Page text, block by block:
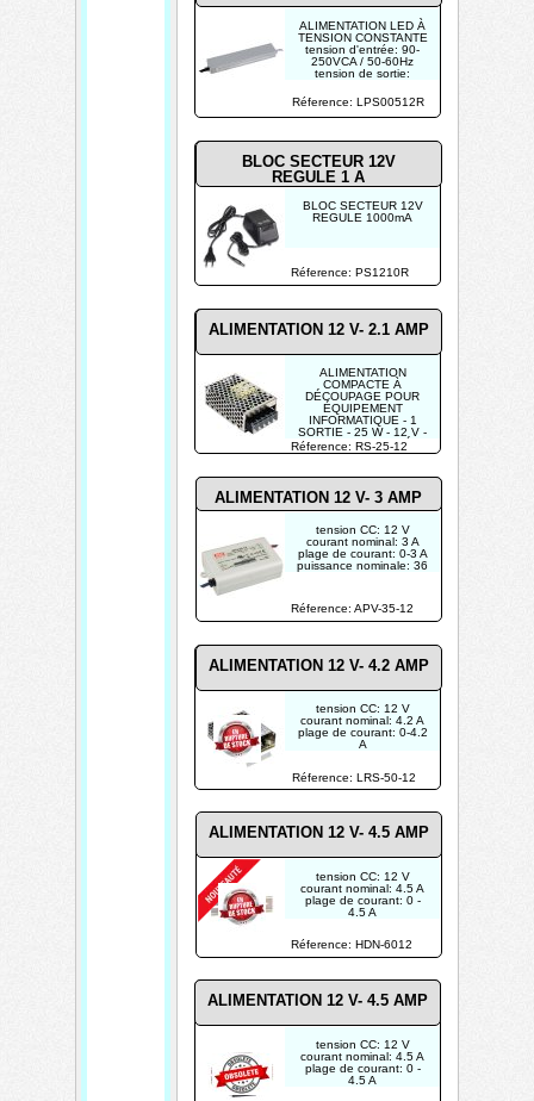
Réference: LPS00512R
ALIMENTATION LED À
TENSION CONSTANTE
tension d'entrée: 90-
250VCA / 50-60Hz
tension de sortie:
courant d'entrée: 0.7A
courant de sortie:
0.42A
Réference: HDN-6012
Réference: LRS-50-12
ALIMENTATION 12 V- 4.5 AMP
ALIMENTATION 12 V- 4.2 AMP
tension CC: 12 V
courant nominal: 4.2 A
plage de courant: 0-4.2
A
USAGE
PROFESSIONNEL
tension CC: 12 V
courant nominal: 4.5 A
plage de courant: 0 -
4.5 A
POUR USAGE
tension CC: 12 V
courant nominal: 3 A
plage de courant: 0-3 A
puissance nominale: 36
ALIMENTATION 12 V- 3 AMP
Réference: APV-35-12
Réference: PS1210R
Réference: RS-25-12
BLOC SECTEUR 12V
REGULE 1 A
ALIMENTATION 12 V- 2.1 AMP
BLOC SECTEUR 12V
REGULE 1000mA
ALIMENTATION
COMPACTE À
DÉCOUPAGE POUR
ÉQUIPEMENT
INFORMATIQUE - 1
SORTIE - 25 W - 12 V -
CHASSIS FERMÉ
INDUSTRIEL
ALIMENTATION 12 V- 4.5 AMP
tension CC: 12 V
courant nominal: 4.5 A
plage de courant: 0 -
4.5 A